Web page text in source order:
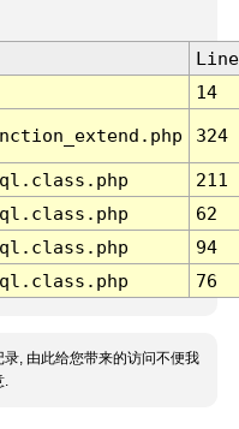
Line
14
324
211
62
94
76
, 由此给您带来的访问不便我
.